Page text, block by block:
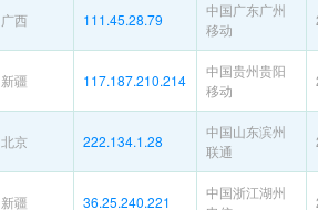
广西 111.45.28.79
中国广东广州
移动
新疆 117.187.210.214
中国贵州贵阳
移动
北京 222.134.1.28
中国山东滨州
联通
新疆 36.25.240.221
中国浙江湖州